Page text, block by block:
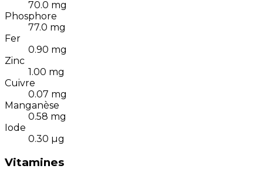
70.0 mg
Phosphore
77.0 mg
Fer
0.90 mg
Zinc
1.00 mg
Cuivre
0.07 mg
Manganèse
0.58 mg
Iode
0.30 µg
Vitamines